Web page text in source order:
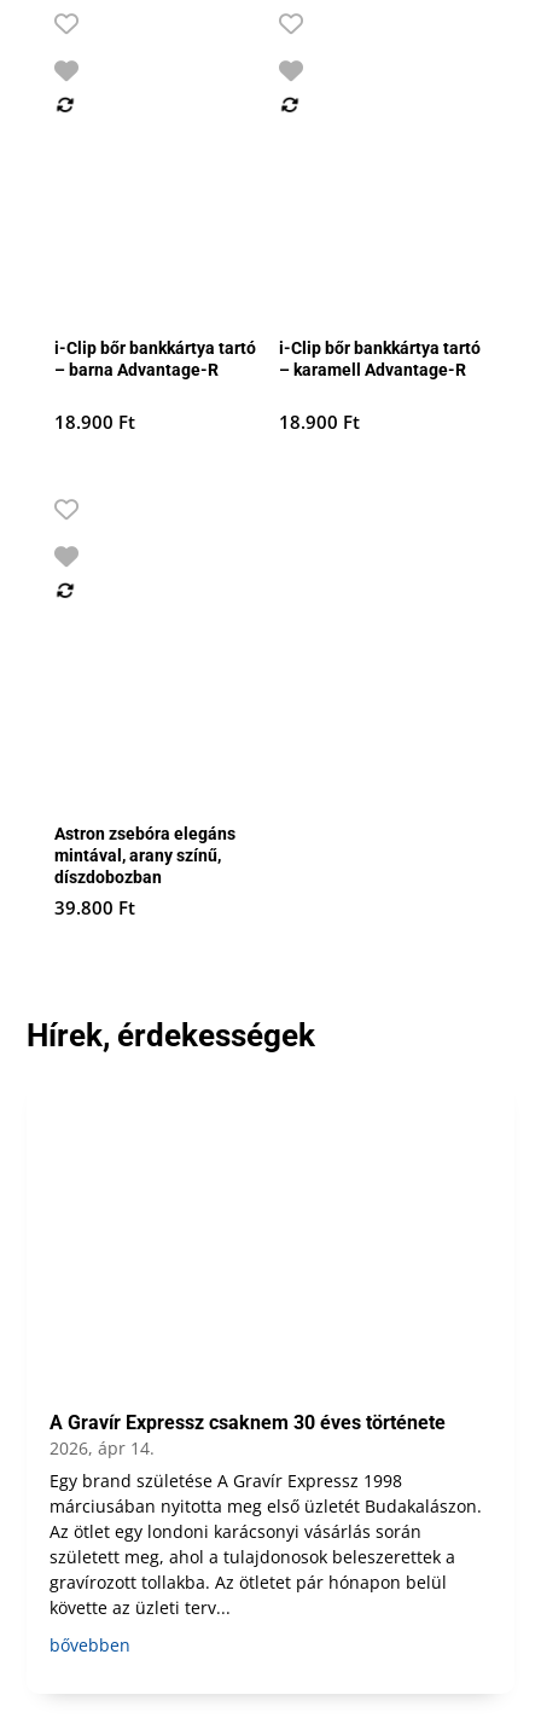
i-Clip bőr bankkártya tartó
– barna Advantage-R
18.900 Ft
i-Clip bőr bankkártya tartó
– karamell Advantage-R
18.900 Ft
Astron zsebóra elegáns
mintával, arany színű,
díszdobozban
39.800 Ft
Hírek, érdekességek
A Gravír Expressz csaknem 30 éves története
2026, ápr 14.
Egy brand születése A Gravír Expressz 1998
márciusában nyitotta meg első üzletét Budakalászon.
Az ötlet egy londoni karácsonyi vásárlás során
született meg, ahol a tulajdonosok beleszerettek a
gravírozott tollakba. Az ötletet pár hónapon belül
követte az üzleti terv...
bővebben